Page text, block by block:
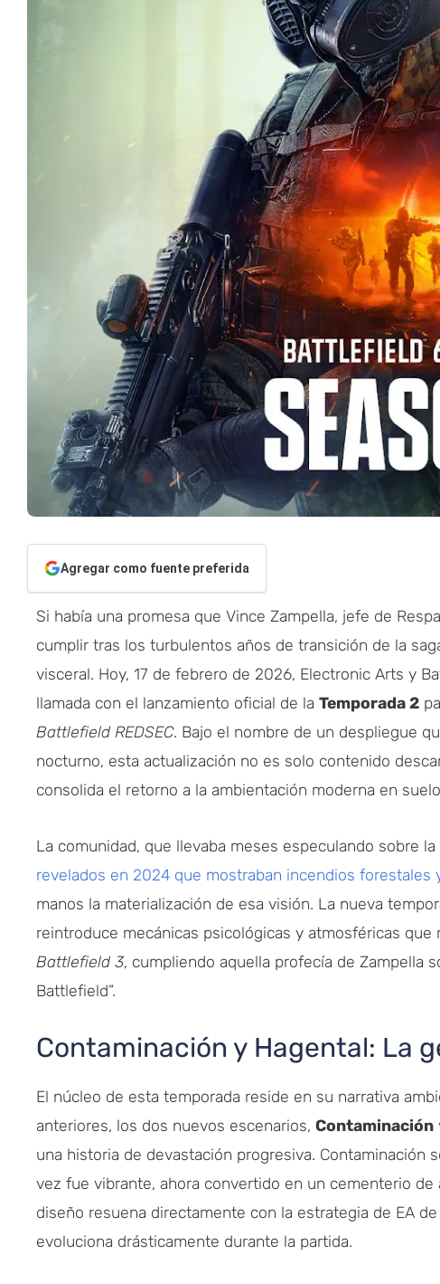
Agregar como fuente preferida
Si había una promesa que Vince Zampella, jefe de
cumplir tras los turbulentos años de transición de la
visceral. Hoy, 17 de febrero de 2026, Electronic Arts y
llamada con el lanzamiento oficial de la Temporada 2
Battlefield REDSEC. Bajo el nombre de un despliegue
nocturno, esta actualización no es solo contenido
consolida el retorno a la ambientación moderna en
La comunidad, que llevaba meses especulando sobre
revelados en 2024 que mostraban incendios forestales
manos la materialización de esa visión. La nueva
reintroduce mecánicas psicológicas y atmosféricas
Battlefield 3, cumpliendo aquella profecía de Zampella
Battlefield”.
Contaminación y Hagental: La
El núcleo de esta temporada reside en su narrativa
anteriores, los dos nuevos escenarios, Contaminación
una historia de devastación progresiva. Contaminación
vez fue vibrante, ahora convertido en un cementerio
diseño resuena directamente con la estrategia de EA
evoluciona drásticamente durante la partida.